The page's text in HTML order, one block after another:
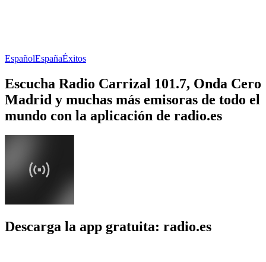
EspañolEspañaÉxitos
Escucha Radio Carrizal 101.7, Onda Cero
Madrid y muchas más emisoras de todo el
mundo con la aplicación de radio.es
Descarga la app gratuita: radio.es